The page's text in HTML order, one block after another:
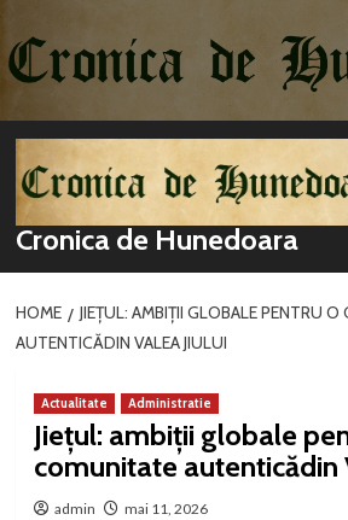
la
conținut
Cronica de Hunedoara
HOME
JIEȚUL: AMBIȚII GLOBALE PENTRU
AUTENTICĂDIN VALEA JIULUI
Actualitate Administratie
Jiețul: ambiții globale
comunitate autenticădin
admin mai 11, 2026